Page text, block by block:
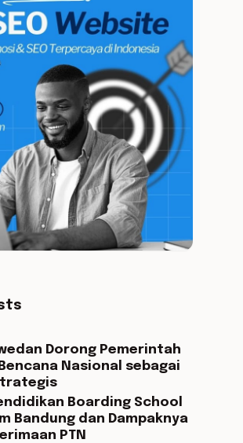
Dorong Pemerintah
Nasional sebagai
Boarding School
Bandung dan Dampaknya
PTN